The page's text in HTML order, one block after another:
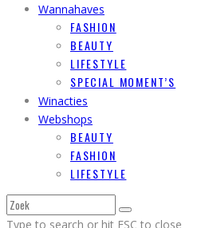
Wannahaves
FASHION
BEAUTY
LIFESTYLE
SPECIAL MOMENT’S
Winacties
Webshops
BEAUTY
FASHION
LIFESTYLE
Type to search or hit ESC to close